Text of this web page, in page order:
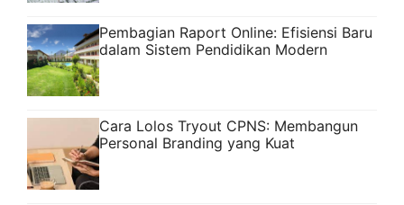
Pembagian Raport Online: Efisiensi Baru
dalam Sistem Pendidikan Modern
Cara Lolos Tryout CPNS: Membangun
Personal Branding yang Kuat